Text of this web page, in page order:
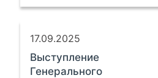
17.09.2025
Выступление
Генерального